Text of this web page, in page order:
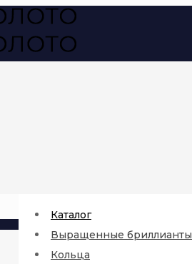
Каталог
Выращенные бриллианты
Кольца